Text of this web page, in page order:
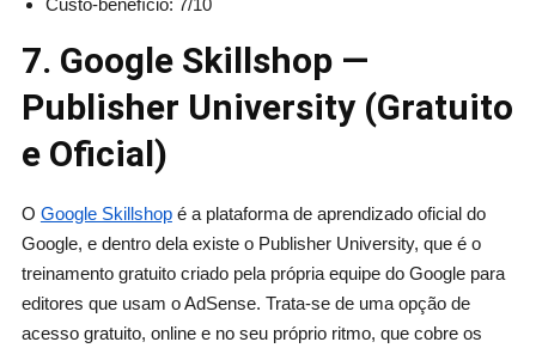
Custo-benefício: 7/10
7. Google Skillshop —
Publisher University (Gratuito
e Oficial)
O Google Skillshopé a plataforma de aprendizado oficial do
Google, e dentro dela existe o Publisher University, que é o
treinamento gratuito criado pela própria equipe do Google para
editores que usam o AdSense. Trata-se de uma opção de
acesso gratuito, online e no seu próprio ritmo, que cobre os